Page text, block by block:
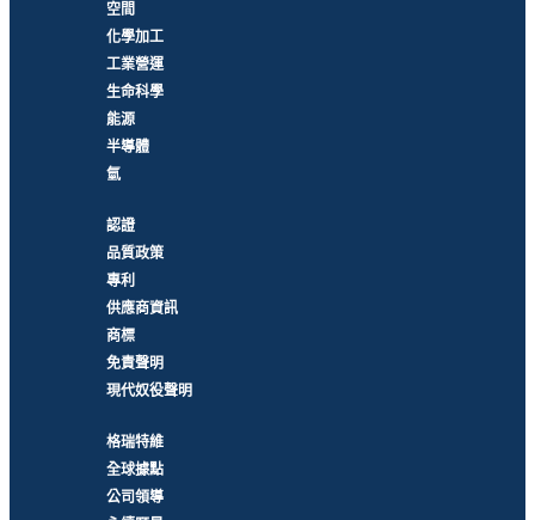
空間
化學加工
工業營運
生命科學
能源
半導體
氫
認證
品質政策
專利
供應商資訊
商標
免責聲明
現代奴役聲明
格瑞特維
全球據點
公司領導